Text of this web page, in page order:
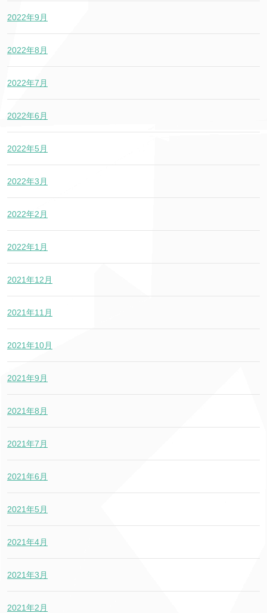
2022年9月
2022年8月
2022年7月
2022年6月
2022年5月
2022年3月
2022年2月
2022年1月
2021年12月
2021年11月
2021年10月
2021年9月
2021年8月
2021年7月
2021年6月
2021年5月
2021年4月
2021年3月
2021年2月